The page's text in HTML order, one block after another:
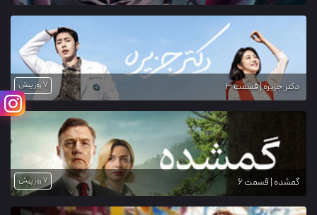
دکتر جزیره | قسمت 3 7 روز پیش
گمشده | قسمت 6 7 روز پیش